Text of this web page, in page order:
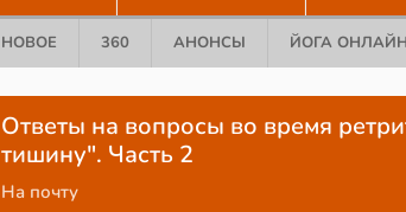
НОВОЕ 360 АНОНСЫ ЙОГА ОНЛАЙН
Ответы на вопросы во время
тишину". Часть 2
На почту